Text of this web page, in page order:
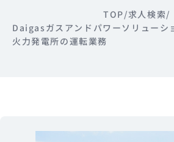
TOP/求人検索/
Daigasガスアンドパワーソリューシ
火力発電所の運転業務